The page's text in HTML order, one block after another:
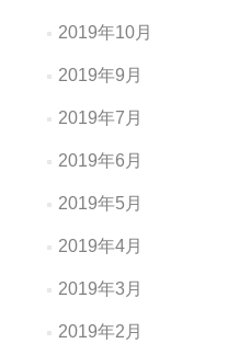
2019年10月
2019年9月
2019年7月
2019年6月
2019年5月
2019年4月
2019年3月
2019年2月